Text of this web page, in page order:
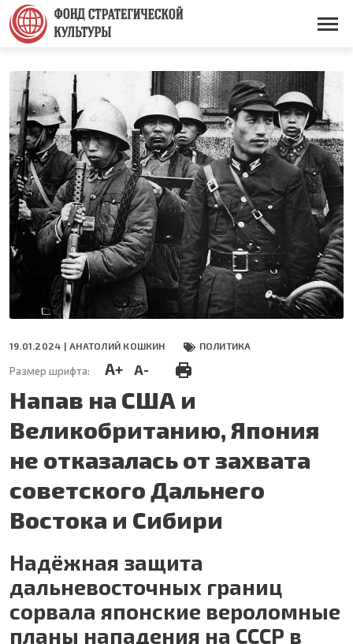
Перейти
основному
содержанию
Основная
19.01.2024 |АНАТОЛИЙ КОШКИН ПОЛИТИКА
Размер шрифта: A+ A-
Напав на США и
Великобританию, Япония
не отказалась от захвата
советского Дальнего
Востока и Сибири
Надёжная защита
дальневосточных границ
сорвала японские вероломные
планы нападения на СССР в